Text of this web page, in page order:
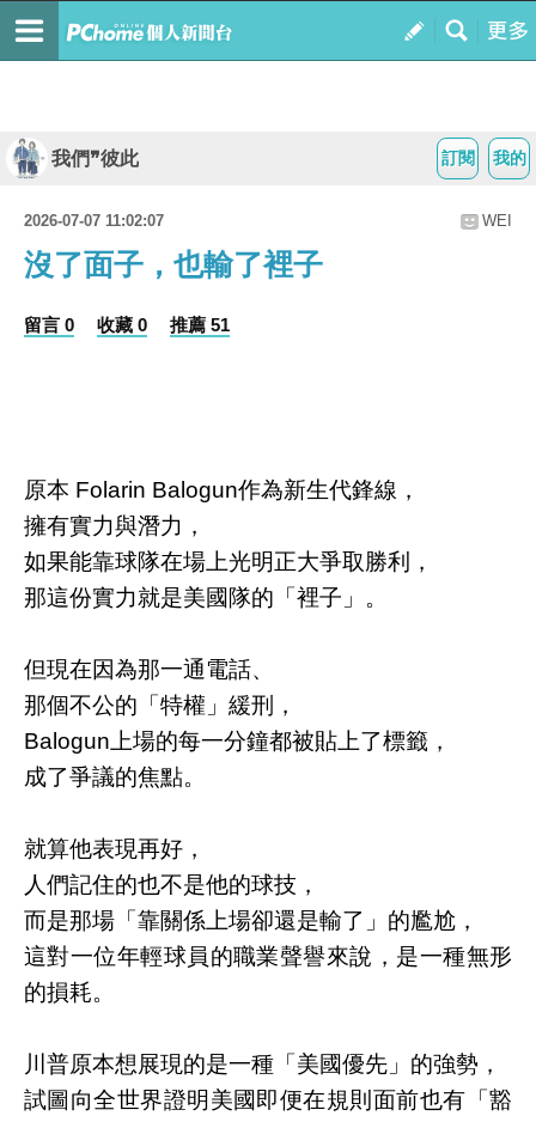
我的
訂閱
我們❞彼此
2026-07-07 11:02:07 WEI
沒了面子，也輸了裡子
留言 0 收藏 0 推薦 51
原本 Folarin Balogun作為新生代鋒線，
擁有實力與潛力，
如果能靠球隊在場上光明正大爭取勝利，
那這份實力就是美國隊的「裡子」。
但現在因為那一通電話、
那個不公的「特權」緩刑，
Balogun上場的每一分鐘都被貼上了標籤，
成了爭議的焦點。
就算他表現再好，
人們記住的也不是他的球技，
而是那場「靠關係上場卻還是輸了」的尷尬 ，
這對一位年輕球員的職業聲譽來說，是一種無形
的損耗。
川普原本想展現的是一種「美國優先」的強勢，
試圖向全世界證明美國即便在規則面前也有「豁